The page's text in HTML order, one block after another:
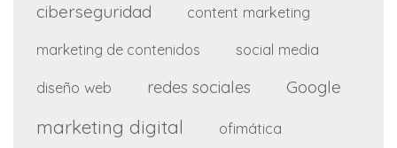
ciberseguridad content marketing
marketing de contenidos social media
diseño web redes sociales Google
marketing digital ofimática